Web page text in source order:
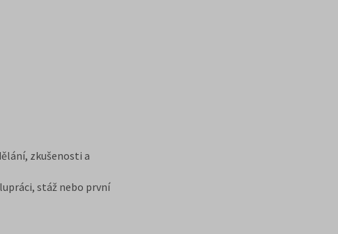
zkušenosti a
stáž nebo první